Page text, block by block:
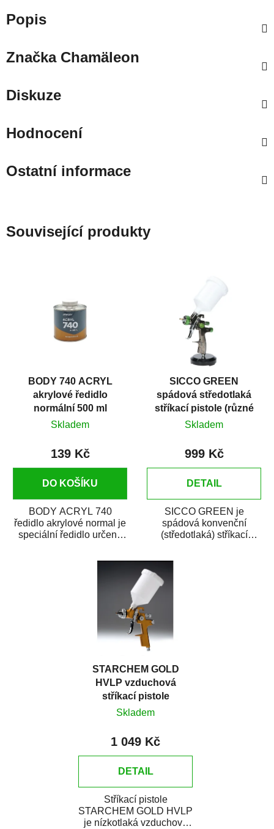
Popis
ZnačkaChamäleon
Diskuze
Hodnocení
Ostatní informace
Související produkty
BODY 740 ACRYL
akrylové ředidlo
normální 500 ml
Skladem
139 Kč
DO KOŠÍKU
BODY ACRYL 740
ředidlo akrylové normal je
speciální ředidlo určené
polyuretanových...
SICCO GREEN
spádová středotlaká
stříkací pistole (různé
trysky)
Skladem
999 Kč
DETAIL
SICCO GREEN je
spádová konvenční
(středotlaká) stříkací
pro autolakování (opravy...
STARCHEM GOLD
HVLP vzduchová
stříkací pistole
Skladem
1 049 Kč
DETAIL
Stříkací pistole
STARCHEM GOLD HVLP
je nízkotlaká vzduchová